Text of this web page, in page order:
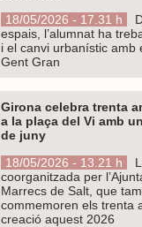
18/05/2026 - 17.31 h
espais, l’alumnat ha
i el canvi urbanístic amb
Gent Gran
Girona celebra trenta
a la plaça del Vi amb
de juny
18/05/2026 - 13.21 h
coorganitzada per
Marrecs de Salt, que
commemoren els trenta
creació aquest 2026